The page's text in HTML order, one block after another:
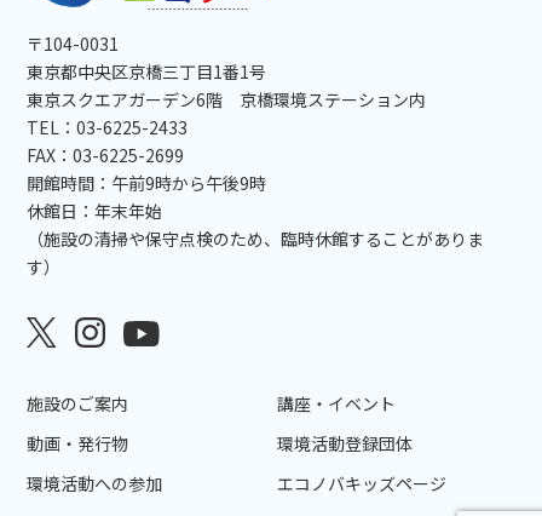
〒104-0031
東京都中央区京橋三丁目1番1号
東京スクエアガーデン6階 京橋環境ステーション内
TEL：03-6225-2433
FAX：03-6225-2699
開館時間：午前9時から午後9時
休館日：年末年始
（施設の清掃や保守点検のため、臨時休館することがありま
す）
施設のご案内
講座・イベント
動画・発行物
環境活動登録団体
環境活動への参加
エコノバキッズページ